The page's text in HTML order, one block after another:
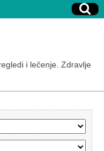
i lečenje. Zdravlje